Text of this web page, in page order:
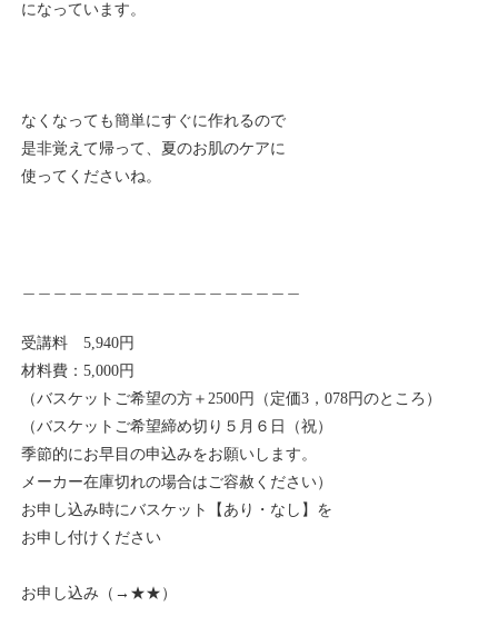
になっています。
なくなっても簡単にすぐに作れるので
是非覚えて帰って、夏のお肌のケアに
使ってくださいね。
受講料 5,940円
材料費：5,000円
（バスケットご希望の方＋2500円（定価3，078円のところ）
（バスケットご希望締め切り５月６日（祝）
季節的にお早目の申込みをお願いします。
メーカー在庫切れの場合はご容赦ください）
お申し込み時にバスケット【あり・なし】を
お申し付けください
お申し込み（→ ★★ ）